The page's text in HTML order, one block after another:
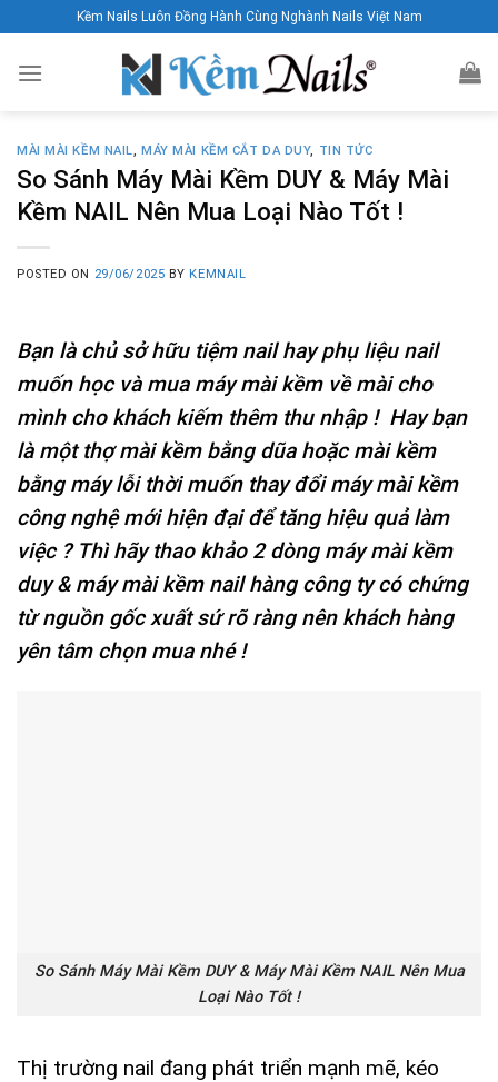
to
content
Kềm Nails Luôn Đồng Hành Cùng Nghành Nails Việt Nam
MÀI MÀI KỀM NAIL,MÁY MÀI KỀM CẮT DA DUY, TIN TỨC
So Sánh Máy Mài Kềm DUY & Máy Mài
Kềm NAIL Nên Mua Loại Nào Tốt !
POSTED ON 29/06/2025 BY KEMNAIL
Bạn là chủ sở hữu tiệm nail hay phụ liệu nail
muốn học và mua máy mài kềm về mài cho
mình cho khách kiếm thêm thu nhập ! Hay bạn
là một thợ mài kềm bằng dũa hoặc mài kềm
bằng máy lỗi thời muốn thay đổi máy mài kềm
công nghệ mới hiện đại để tăng hiệu quả làm
việc ? Thì hãy thao khảo 2 dòng máy mài kềm
duy & máy mài kềm nail hàng công ty có chứng
từ nguồn gốc xuất sứ rõ ràng nên khách hàng
yên tâm chọn mua nhé !
So Sánh Máy Mài Kềm DUY & Máy Mài Kềm NAIL Nên Mua
Loại Nào Tốt !
Thị trường nail đang phát triển mạnh mẽ, kéo